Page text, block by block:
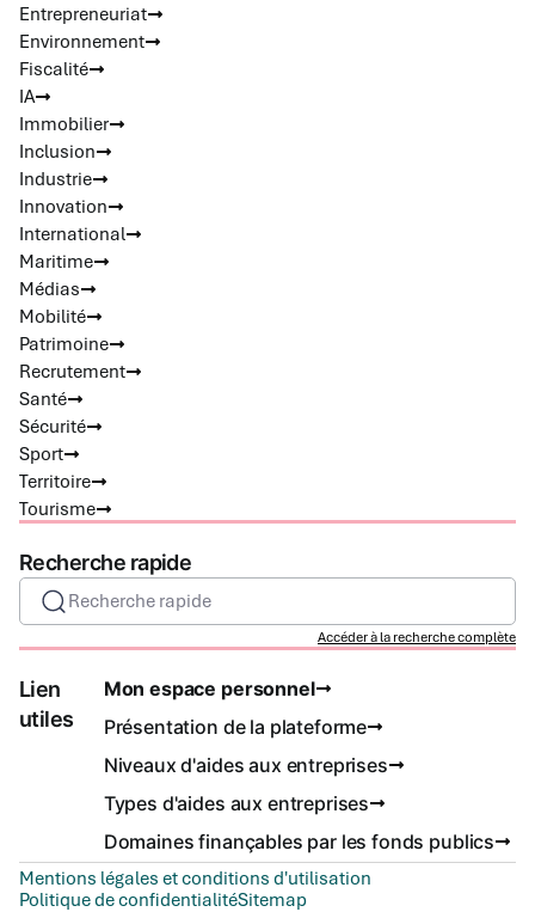
Entrepreneuriat
Environnement
Fiscalité
IA
Immobilier
Inclusion
Industrie
Innovation
International
Maritime
Médias
Mobilité
Patrimoine
Recrutement
Santé
Sécurité
Sport
Territoire
Tourisme
Recherche rapide
Recherche rapide
Accéder à la recherche complète
Lien
utiles
Mon espace personnel
Présentation de la plateforme
Niveaux d'aides aux entreprises
Types d'aides aux entreprises
Domaines finançables par les fonds publics
Mentions légales et conditions d'utilisation
Politique de confidentialitéSitemap